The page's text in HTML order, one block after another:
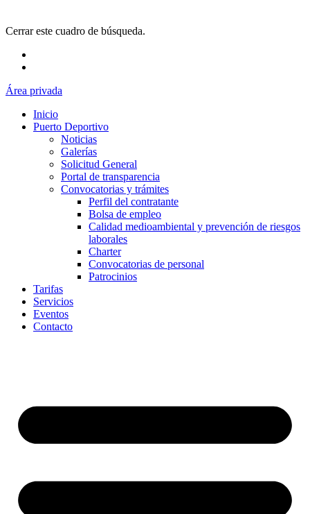
Cerrar este cuadro de búsqueda.
Área privada
Inicio
Puerto Deportivo
Noticias
Galerías
Solicitud General
Portal de transparencia
Convocatorias y trámites
Perfil del contratante
Bolsa de empleo
Calidad medioambiental y prevención de riesgos
laborales
Charter
Convocatorias de personal
Patrocinios
Tarifas
Servicios
Eventos
Contacto